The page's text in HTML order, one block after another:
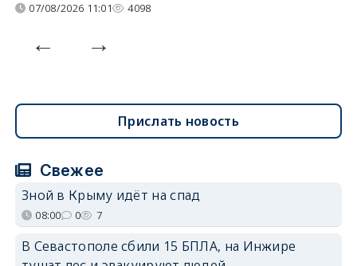
07/08/2026 11:01 4098
Прислать новость
Свежее
Зной в Крыму идёт на спад
08:00 0 7
В Севастополе сбили 15 БПЛА, на Инжире